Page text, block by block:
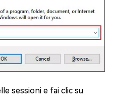
sessioni e fai clic su